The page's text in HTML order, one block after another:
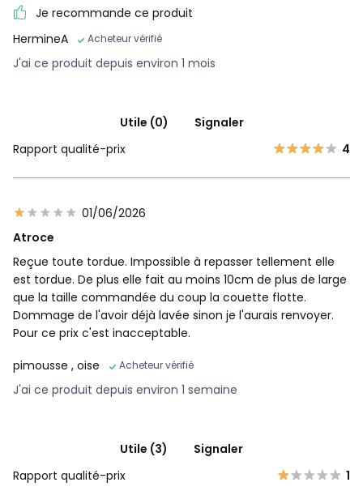
Je recommande ce produit
HermineA
Acheteur vérifié
J'ai ce produit depuis environ 1 mois
Utile (0)
Signaler
Rapport qualité-prix
4
01/06/2026
Atroce
Reçue toute tordue. Impossible à repasser tellement elle
est tordue. De plus elle fait au moins 10cm de plus de large
que la taille commandée du coup la couette flotte.
Dommage de l'avoir déjà lavée sinon je l'aurais renvoyer.
Pour ce prix c'est inacceptable.
pimousse , oise Acheteur vérifié
J'ai ce produit depuis environ 1 semaine
Utile (3)
Signaler
Rapport qualité-prix
1